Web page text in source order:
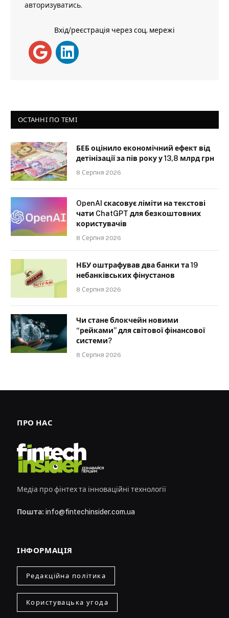
авторизуватись.
Вхід/реєстрація через соц. мережі
ОСТАННІ ПО ТЕМІ
БЕБ оцінило економічний ефект від
детінізації за пів року у 13,8 млрд грн
8 Серпня 2026
OpenAI скасовує ліміти на текстові
чати ChatGPT для безкоштовних
користувачів
8 Серпня 2026
НБУ оштрафував два банки та 19
небанківських фінустанов
8 Серпня 2026
Чи стане блокчейн новими
“рейками” для світової фінансової
системи?
8 Серпня 2026
ПРО НАС
Медіа про фінтех та інноваційні технології
Пошта: info@fintechinsider.com.ua
ІНФОРМАЦІЯ
Редакційна політика
Користувацька угода